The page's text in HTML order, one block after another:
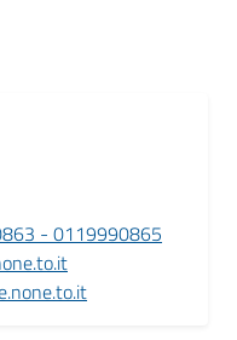
- 0119990865